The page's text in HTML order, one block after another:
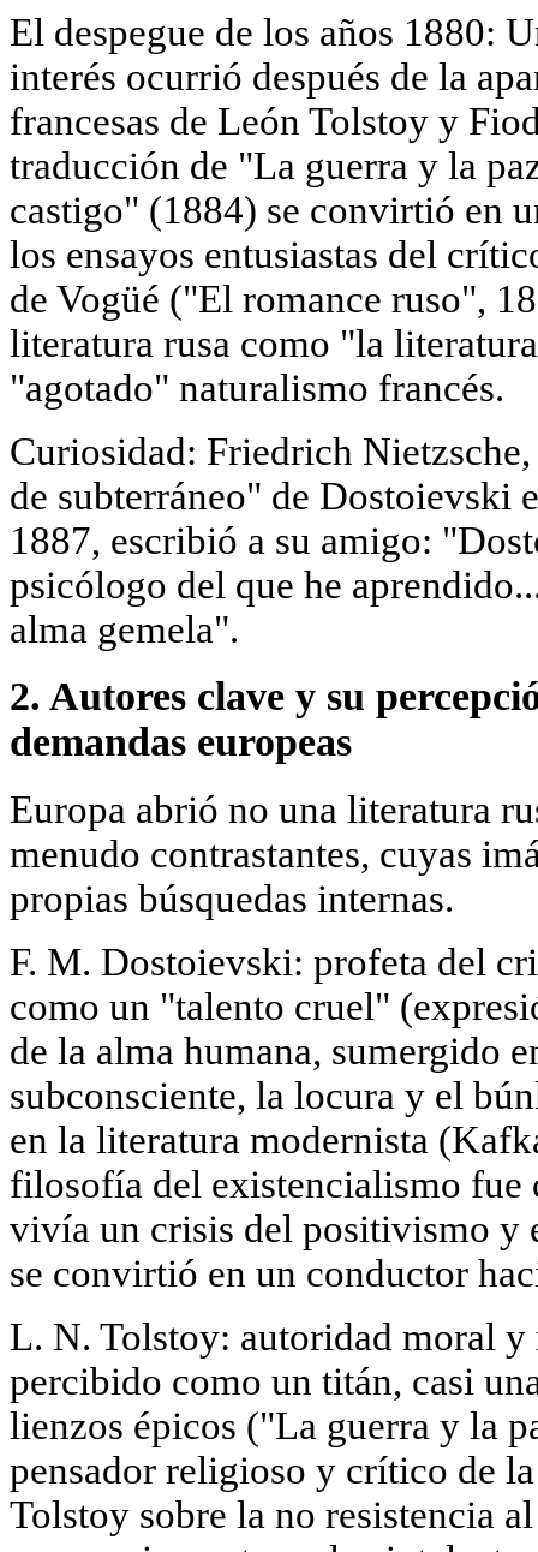
El despegue de los años 1880:
interés ocurrió después de la
francesas de León Tolstoy y
traducción de "La guerra y la
castigo" (1884) se convirtió en
los ensayos entusiastas del
de Vogüé ("El romance ruso",
literatura rusa como "la
"agotado" naturalismo francés.
Curiosidad: Friedrich
de subterráneo" de Dostoievski
1887, escribió a su amigo:
psicólogo del que he
alma gemela".
2. Autores clave y su
demandas europeas
Europa abrió no una literatura
menudo contrastantes, cuyas
propias búsquedas internas.
F. M. Dostoievski: profeta del
como un "talento cruel"
de la alma humana, sumergido
subconsciente, la locura y el
en la literatura modernista
filosofía del existencialismo fue
vivía un crisis del positivismo y
se convirtió en un conductor
L. N. Tolstoy: autoridad moral y
percibido como un titán, casi
lienzos épicos ("La guerra y la
pensador religioso y crítico de
Tolstoy sobre la no resistencia